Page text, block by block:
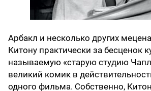
Арбакл и несколько других
Китону практически за бесценок
называемую «старую студию
великий комик в
одного фильма. Собственно,